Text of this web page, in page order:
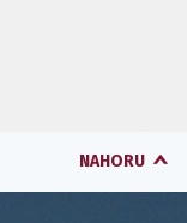
NAHORU